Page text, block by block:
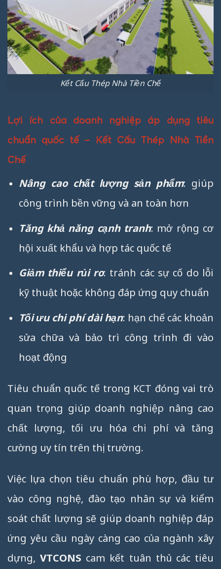
Kết Cấu Thép Nhà Tiền Chế
Lợi ích của doanh nghiệp áp dụng tiêu
chuẩn quốc tế – Kết Cấu Thép Nhà Tiền
Chế
Nâng cao chất lượng sản phẩm: giúp
công trình bền vững và an toàn hơn
Tăng khả năng cạnh tranh: mở rộng cơ
hội xuất khẩu và hợp tác quốc tế
Giảm thiểu rủi ro: tránh các sự cố do lỗi
kỹ thuật hoặc không đáp ứng quy chuẩn
Tối ưu chi phí dài hạn: hạn chế các khoản
sửa chữa và bảo trì công trình đi vào
hoạt động
Tiêu chuẩn quốc tế trong KCT đóng vai trò
quan trọng giúp doanh nghiệp nâng cao
chất lượng, tối ưu hóa chi phí và tăng
cường uy tín trên thị trường.
Việc lựa chọn tiêu chuẩn phù hợp, đầu tư
vào công nghệ, đào tạo nhân sự và kiểm
soát chất lượng sẽ giúp doanh nghiệp đáp
ứng yêu cầu ngày càng cao của ngành xây
dựng,VTCONS cam kết tuân thủ các tiêu